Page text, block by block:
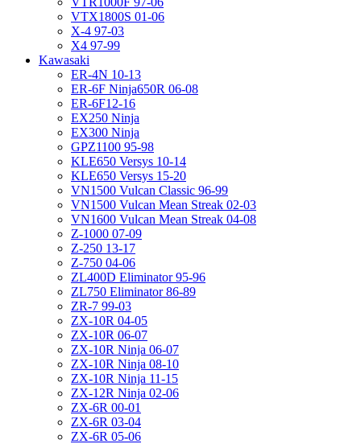
VTX1800S 01-06
X-4 97-03
X4 97-99
Kawasaki
ER-4N 10-13
ER-6F Ninja650R 06-08
ER-6F12-16
EX250 Ninja
EX300 Ninja
GPZ1100 95-98
KLE650 Versys 10-14
KLE650 Versys 15-20
VN1500 Vulcan Classic 96-99
VN1500 Vulcan Mean Streak 02-03
VN1600 Vulcan Mean Streak 04-08
Z-1000 07-09
Z-250 13-17
Z-750 04-06
ZL400D Eliminator 95-96
ZL750 Eliminator 86-89
ZR-7 99-03
ZX-10R 04-05
ZX-10R 06-07
ZX-10R Ninja 06-07
ZX-10R Ninja 08-10
ZX-10R Ninja 11-15
ZX-12R Ninja 02-06
ZX-6R 00-01
ZX-6R 03-04
ZX-6R 05-06